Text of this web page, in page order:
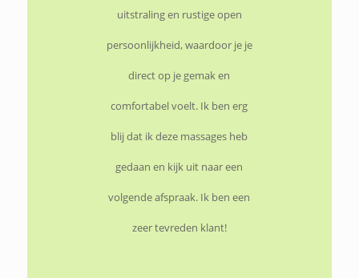
uitstraling en rustige open
persoonlijkheid, waardoor je je
direct op je gemak en
comfortabel voelt. Ik ben erg
blij dat ik deze massages heb
gedaan en kijk uit naar een
volgende afspraak. Ik ben een
zeer tevreden klant!